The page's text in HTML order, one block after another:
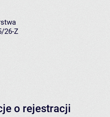
26-Z
o rejestracji